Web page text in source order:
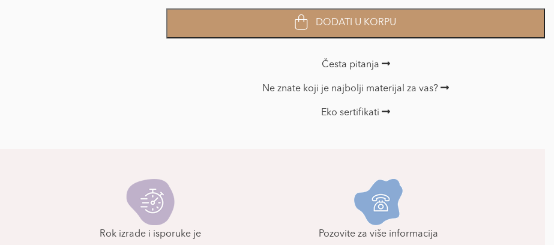
Foto
Novogodišnja
DODATI U KORPU
Česta pitanja
Ne znate koji je najbolji materijal za vas?
Eko sertifikati
Rok izrade i isporuke je Pozovite za više informacija